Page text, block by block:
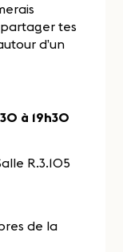
tes
d’un
à 19h30
R.3.105
de la